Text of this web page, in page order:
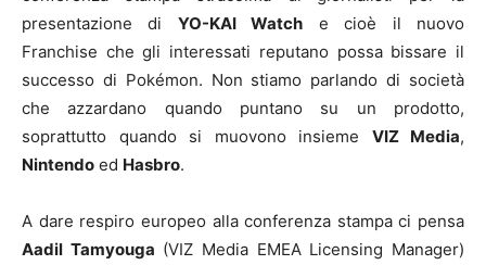
presentazione di YO-KAI Watch e cioè il nuovo
Franchise che gli interessati reputano possa bissare il
successo di Pokémon. Non stiamo parlando di società
che azzardano quando puntano su un prodotto,
soprattutto quando si muovono insieme VIZ Media,
Nintendo ed Hasbro.
A dare respiro europeo alla conferenza stampa ci pensa
Aadil Tamyouga (VIZ Media EMEA Licensing Manager)